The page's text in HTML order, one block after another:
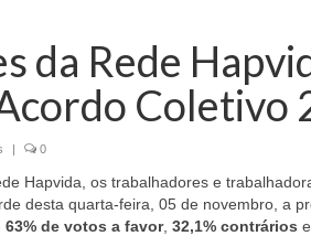
da Rede
| 0
Hapvida, os trabalhadores e
desta quarta-feira, 05 de novembro, a
63% de votos a favor, 32,1% contrários e